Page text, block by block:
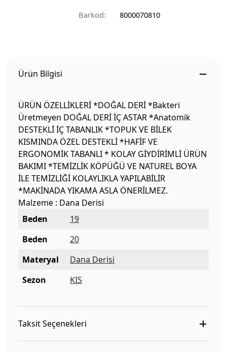
Barkod: 8000070810
Ürün Bilgisi
ÜRÜN ÖZELLİKLERİ *DOĞAL DERİ *Bakteri
Üretmeyen DOĞAL DERİ İÇ ASTAR *Anatomik
DESTEKLİ İÇ TABANLIK *TOPUK VE BİLEK
KISMINDA ÖZEL DESTEKLİ *HAFİF VE
ERGONOMİK TABANLI * KOLAY GİYDİRİMLİ ÜRÜN
BAKIMI *TEMİZLİK KÖPÜĞÜ VE NATUREL BOYA
İLE TEMİZLİĞİ KOLAYLIKLA YAPILABİLİR
*MAKİNADA YIKAMA ASLA ÖNERİLMEZ.
Malzeme : Dana Derisi
Beden
19
Beden
20
Materyal
Dana Derisi
Sezon
KIS
Taksit Seçenekleri